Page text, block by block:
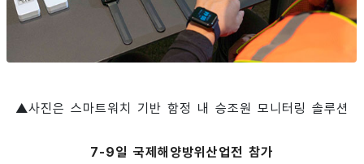
▲사진은 스마트워치 기반 함정 내 승조원 모니터링 솔루션
7-9일 국제해양방위산업전 참가